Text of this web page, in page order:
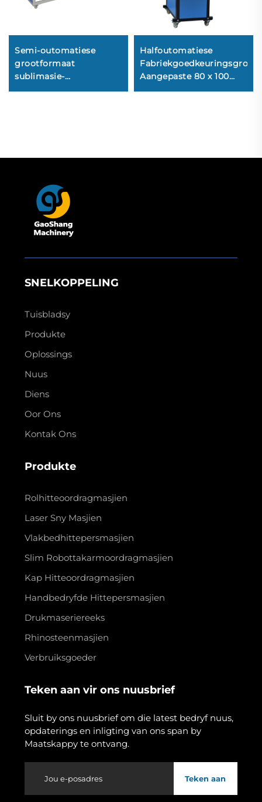
Semi-outomatiese
grootformaat
sublimasie-
hittepersmasjien met
Halfoutomatiese
Aangepaste 80 x 100
Hittepersmasjien, 31 x
SNELKOPPELING
Tuisbladsy
Produkte
Oplossings
Nuus
Diens
Oor Ons
Kontak Ons
Produkte
Rolhitteoordragmasjien
Laser Sny Masjien
Vlakbedhittepersmasjien
Slim Robottakarmoordragmasjien
Kap Hitteoordragmasjien
Handbedryfde Hittepersmasjien
Drukmaseriereeks
Rhinosteenmasjien
Verbruiksgoeder
Teken aan vir ons nuusbrief
Sluit by ons nuusbrief om die latest bedryf nuus,
opdaterings en inligting van ons span by
Maatskappy te ontvang.
Teken aan